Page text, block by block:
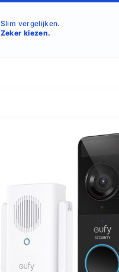
Slim vergelijken.
Zeker kiezen.